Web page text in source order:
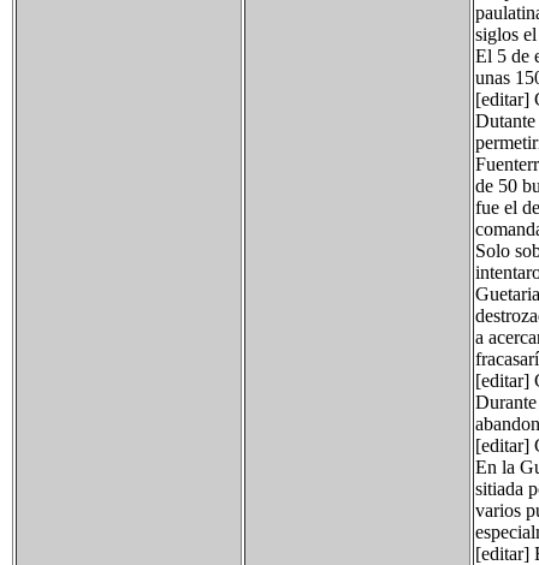
siglos
El 5 de
unas
[editar]
Dutante
de 50
fue el
Solo
a
[editar]
[editar]
En la
sitiada
varios
[editar]